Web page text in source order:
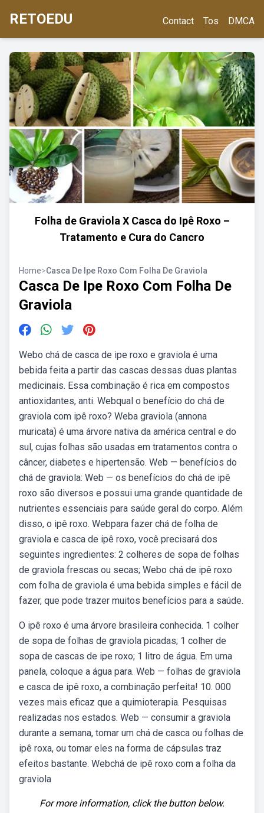
RETOEDU Contact Tos DMCA
Folha de Graviola X Casca do Ipê Roxo –
Tratamento e Cura do Cancro
Home>Casca De Ipe Roxo Com Folha De Graviola
Casca De Ipe Roxo Com Folha De
Graviola
Webo chá de casca de ipe roxo e graviola é uma
bebida feita a partir das cascas dessas duas plantas
medicinais. Essa combinação é rica em compostos
antioxidantes, anti. Webqual o benefício do chá de
graviola com ipê roxo? Weba graviola (annona
muricata) é uma árvore nativa da américa central e do
sul, cujas folhas são usadas em tratamentos contra o
câncer, diabetes e hipertensão. Web — benefícios do
chá de graviola: Web — os benefícios do chá de ipê
roxo são diversos e possui uma grande quantidade de
nutrientes essenciais para saúde geral do corpo. Além
disso, o ipê roxo. Webpara fazer chá de folha de
graviola e casca de ipê roxo, você precisará dos
seguintes ingredientes: 2 colheres de sopa de folhas
de graviola frescas ou secas; Webo chá de ipê roxo
com folha de graviola é uma bebida simples e fácil de
fazer, que pode trazer muitos benefícios para a saúde.
O ipê roxo é uma árvore brasileira conhecida. 1 colher
de sopa de folhas de graviola picadas; 1 colher de
sopa de cascas de ipe roxo; 1 litro de água. Em uma
panela, coloque a água para. Web — folhas de graviola
e casca de ipê roxo, a combinação perfeita! 10. 000
vezes mais eficaz que a quimioterapia. Pesquisas
realizadas nos estados. Web — consumir a graviola
durante a semana, tomar um chá de casca ou folhas de
ipê roxa, ou tomar eles na forma de cápsulas traz
efeitos bastante. Webchá de ipê roxo com a folha da
graviola
For more information, click the button below.